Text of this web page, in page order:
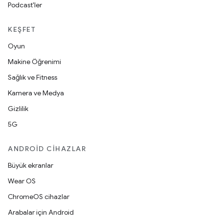
Podcast'ler
KEŞFET
Oyun
Makine Öğrenimi
Sağlık ve Fitness
Kamera ve Medya
Gizlilik
5G
ANDROID CIHAZLAR
Büyük ekranlar
Wear OS
ChromeOS cihazlar
Arabalar için Android